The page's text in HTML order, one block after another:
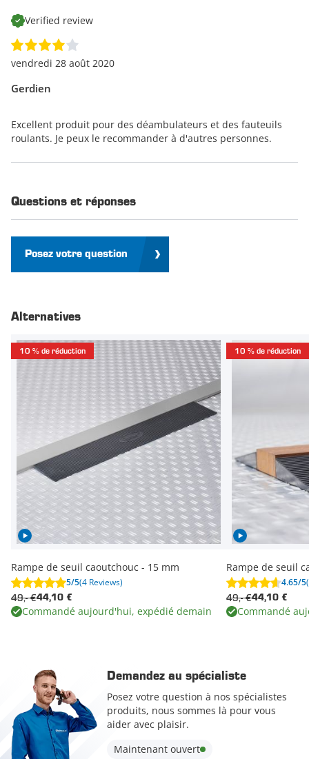
Verified review
Gerdien
vendredi 28 août 2020
Excellent produit pour des déambulateurs et des fauteuils
roulants. Je peux le recommander à d'autres personnes.
Questions et réponses
Posez votre question
Alternatives
10 % de réduction
Rampe de seuil caoutchouc - 15 mm
5/5(4 Reviews)
44,10 €
49,- €
Commandé aujourd'hui, expédié demain
10 % de réduction
Rampe de seuil
4.65/5
44,10 €
49,- €
Commandé
Demandez au spécialiste
Posez votre question à nos spécialistes
produits, nous sommes là pour vous
aider avec plaisir.
Maintenant ouvert